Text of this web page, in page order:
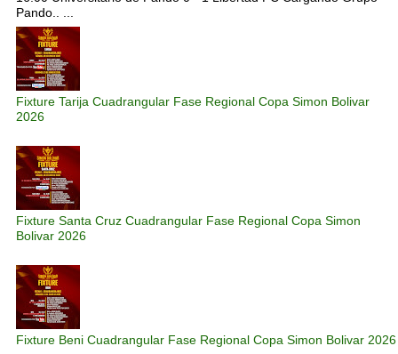
Pando.. ...
Fixture Tarija Cuadrangular Fase Regional Copa Simon Bolivar
2026
Fixture Santa Cruz Cuadrangular Fase Regional Copa Simon
Bolivar 2026
Fixture Beni Cuadrangular Fase Regional Copa Simon Bolivar 2026